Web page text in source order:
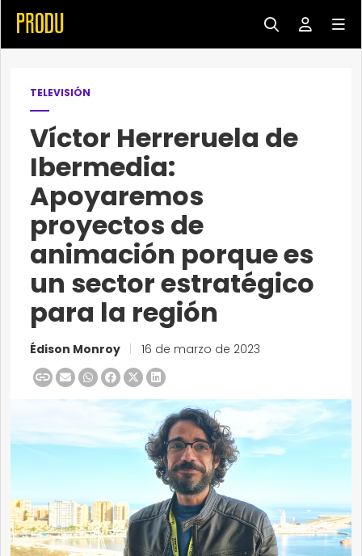
TELEVISIÓN
Víctor Herreruela de
Ibermedia:
Apoyaremos
proyectos de
animación porque es
un sector estratégico
para la región
Édison Monroy 16 de marzo de 2023